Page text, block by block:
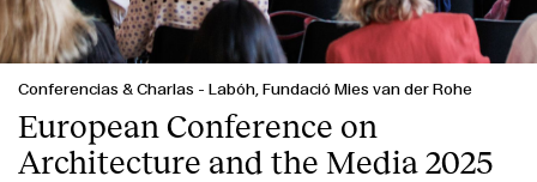
Conferencias & Charlas - Labóh, Fundació Mies van der Rohe
European Conference on
Architecture and the Media 2025